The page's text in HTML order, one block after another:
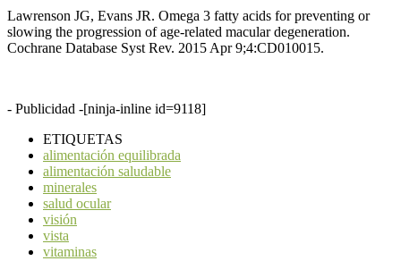
Lawrenson JG, Evans JR. Omega 3 fatty acids for preventing or
slowing the progression of age-related macular degeneration.
Cochrane Database Syst Rev. 2015 Apr 9;4:CD010015.
- Publicidad -[ninja-inline id=9118]
ETIQUETAS
alimentación equilibrada
alimentación saludable
minerales
salud ocular
visión
vista
vitaminas